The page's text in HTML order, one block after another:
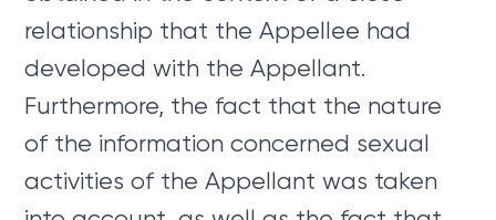
relationship that the Appellee had
developed with the Appellant.
Furthermore, the fact that the nature
of the information concerned sexual
activities of the Appellant was taken